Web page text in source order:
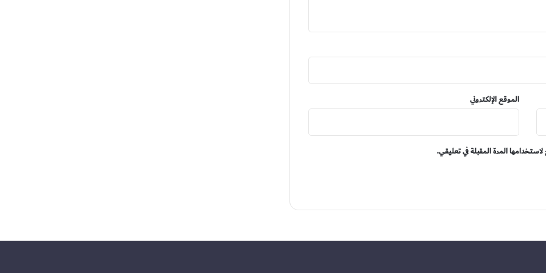
الموقع الإلكتروني
المرة المقبلة في تعليقي.